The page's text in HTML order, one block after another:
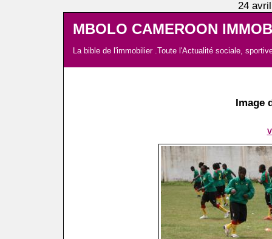
24
MBOLO CAMEROON
La bible de l'immobilier .Toute l'Actualité sociale,
Image